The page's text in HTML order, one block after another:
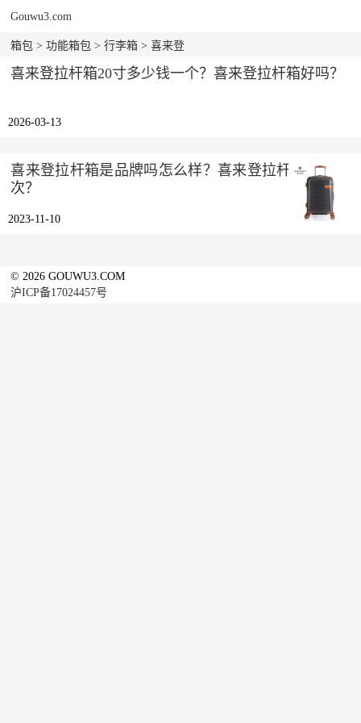
Gouwu3.com
箱包 >功能箱包 >行李箱 > 喜来登
喜来登拉杆箱20寸多少钱一个？喜来登拉杆箱好吗？
2026-03-13
喜来登拉杆箱是品牌吗怎么样？喜来登拉杆箱什么档
次？
2023-11-10
© 2026 GOUWU3.COM
沪ICP备17024457号